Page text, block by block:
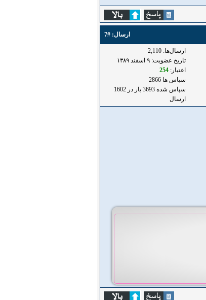
ارسال: #7
ارسال‌ها: 2,110
تاریخ عضویت: ۹ اسفند ۱۳۸۹
اعتبار: 254
سپاس ها 2866
سپاس شده 3693 بار در 1602
ارسال